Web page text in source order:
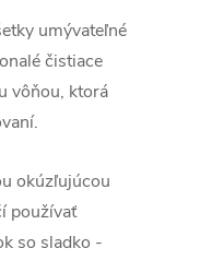
umývateľné
čistiace
vôňou, ktorá
okúzľujúcou
používať
so sladko -